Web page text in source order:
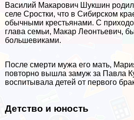
Василий Макарович Шукшин
селе Сростки, что в Сибирском
обычными крестьянами. С
глава семьи, Макар Леонтьевич,
большевиками.
После cмepти мужа его мать,
повторно вышла замуж за Павла
воспитывала детей от первого
Детство и юность